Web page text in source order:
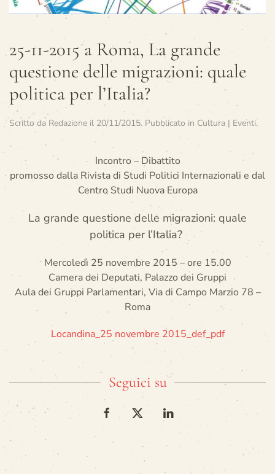
25-11-2015 a Roma, La grande
questione delle migrazioni: quale
politica per l’Italia?
Scritto da Redazione il 20/11/2015. Pubblicato in Cultura | Eventi.
Incontro – Dibattito
promosso dalla Rivista di Studi Politici Internazionali e dal
Centro Studi Nuova Europa
La grande questione delle migrazioni: quale
politica per l’Italia?
Mercoledì 25 novembre 2015 – ore 15.00
Camera dei Deputati, Palazzo dei Gruppi
Aula dei Gruppi Parlamentari, Via di Campo Marzio 78 –
Roma
Locandina_25 novembre 2015_def_pdf
Seguici su